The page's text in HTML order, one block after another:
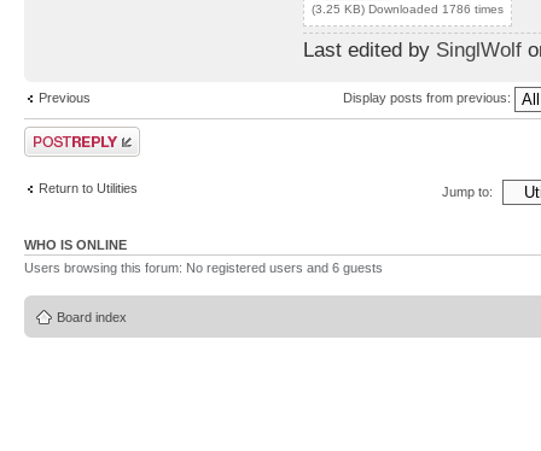
(3.25 KB) Downloaded 1786 times
Last edited by SinglWolf
Previous Display posts from previous:
Post a reply
Return to Utilities Jump to:
WHO IS ONLINE
Users browsing this forum: No registered users and 6 guests
Board index